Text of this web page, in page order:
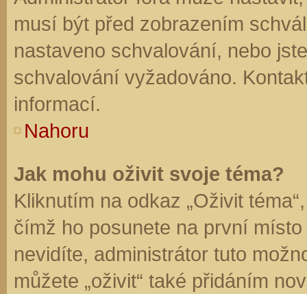
musí být před zobrazením
nastaveno schvalování, nebo
schvalování vyžadováno.
informací.
Nahoru
Jak mohu oživit svoje téma?
Kliknutím na odkaz „Oživit
čímž ho posunete na první
nevidíte, administrátor tuto
můžete „oživit“ také přidáním